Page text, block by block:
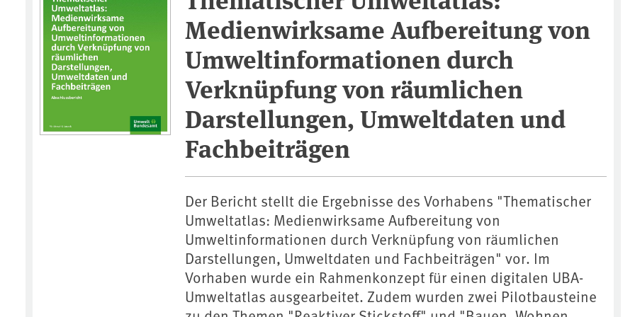
Medienwirksame Aufbereitung von
Umweltinformationen durch
Verknüpfung von räumlichen
Darstellungen, Umweltdaten und
Fachbeiträgen
Der Bericht stellt die Ergebnisse des Vorhabens "Thematischer
Umweltatlas: Medienwirksame Aufbereitung von
Umweltinformationen durch Verknüpfung von räumlichen
Darstellungen, Umweltdaten und Fachbeiträgen" vor. Im
Vorhaben wurde ein Rahmenkonzept für einen digitalen UBA-
Umweltatlas ausgearbeitet. Zudem wurden zwei Pilotbausteine